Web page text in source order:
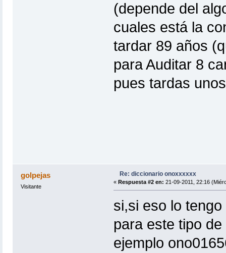
(depende del
cuales está la
tardar 89 años
para Auditar 8
pues tardas
golpejas
Visitante
Re: diccionario onoxxxxxx
« Respuesta #2 en: 21-09-2011, 22:16
si,si eso lo
para este tipo
ejemplo